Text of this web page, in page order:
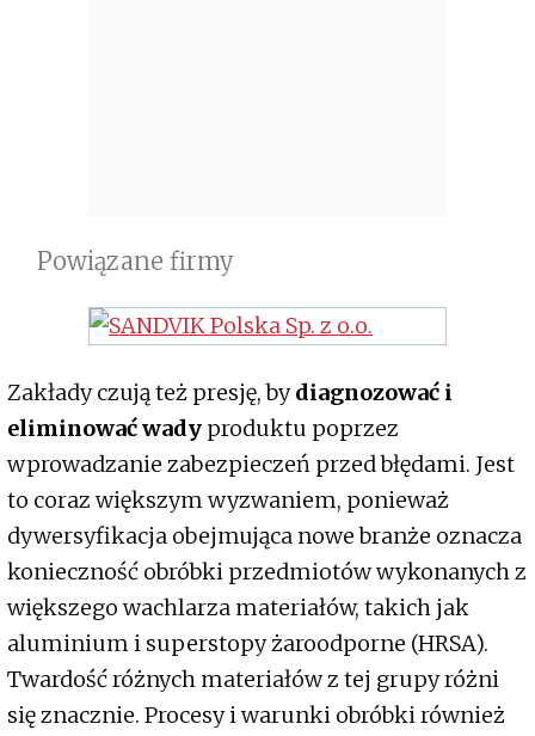
Powiązane firmy
Zakłady czują też presję, bydiagnozować i
eliminować wady produktu poprzez
wprowadzanie zabezpieczeń przed błędami. Jest
to coraz większym wyzwaniem, ponieważ
dywersyfikacja obejmująca nowe branże oznacza
konieczność obróbki przedmiotów wykonanych z
większego wachlarza materiałów, takich jak
aluminium i superstopy żaroodporne (HRSA).
Twardość różnych materiałów z tej grupy różni
się znacznie. Procesy i warunki obróbki również